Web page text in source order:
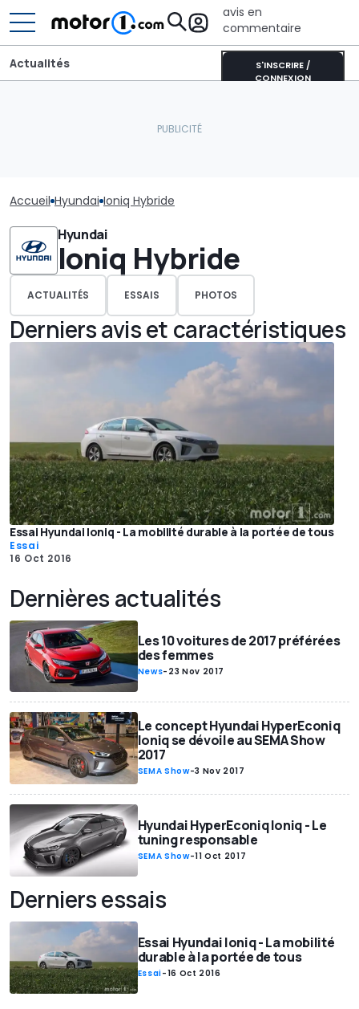
avis en
commentaire
S'INSCRIRE /
CONNEXION
Actualités
Accueil Hyundai Ioniq Hybride
Hyundai
Ioniq Hybride
ACTUALITÉS ESSAIS PHOTOS
Derniers avis et caractéristiques
Essai Hyundai Ioniq - La mobilité durable à la portée de tous
Essai
16 Oct 2016
Dernières actualités
Les 10 voitures de 2017 préférées
des femmes
News- 23 Nov 2017
Le concept Hyundai HyperEconiq
Ioniq se dévoile au SEMA Show
2017
SEMA Show-3 Nov 2017
Hyundai HyperEconiq Ioniq - Le
tuning responsable
SEMA Show-11 Oct 2017
Derniers essais
Essai Hyundai Ioniq - La mobilité
durable à la portée de tous
Essai-16 Oct 2016